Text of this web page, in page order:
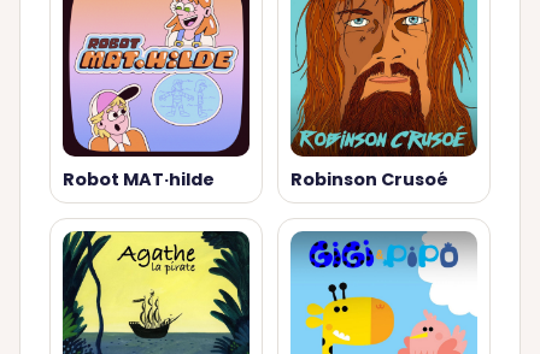
Robot MAT·hilde Robinson Crusoé